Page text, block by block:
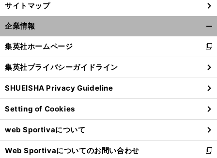
前
サイトマップ
企業情報
閉
る
集英社ホームページ
新
し
い
ウ
ィ
ン
ド
ウ
で
開
く
集英社プライバシーガイドライン
SHUEISHA Privacy Guideline
Setting of Cookies
web Sportivaについて
Web Sportivaについてのお問い合わせ
新